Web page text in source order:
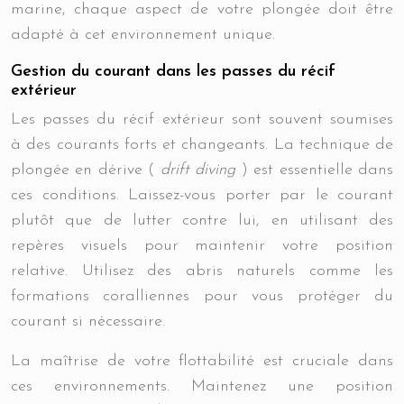
marine, chaque aspect de votre plongée doit être
adapté à cet environnement unique.
Gestion du courant dans les passes du récif
extérieur
Les passes du récif extérieur sont souvent soumises
à des courants forts et changeants. La technique de
plongée en dérive ( drift diving ) est essentielle dans
ces conditions. Laissez-vous porter par le courant
plutôt que de lutter contre lui, en utilisant des
repères visuels pour maintenir votre position
relative. Utilisez des abris naturels comme les
formations coralliennes pour vous protéger du
courant si nécessaire.
La maîtrise de votre flottabilité est cruciale dans
ces environnements. Maintenez une position